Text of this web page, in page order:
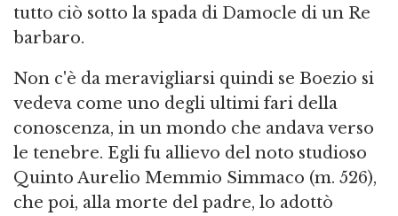
tutto ciò sotto la spada di Damocle di un Re
barbaro.
Non c'è da meravigliarsi quindi se Boezio si
vedeva come uno degli ultimi fari della
conoscenza, in un mondo che andava verso
le tenebre. Egli fu allievo del noto studioso
Quinto Aurelio Memmio Simmaco (m. 526),
che poi, alla morte del padre, lo adottò